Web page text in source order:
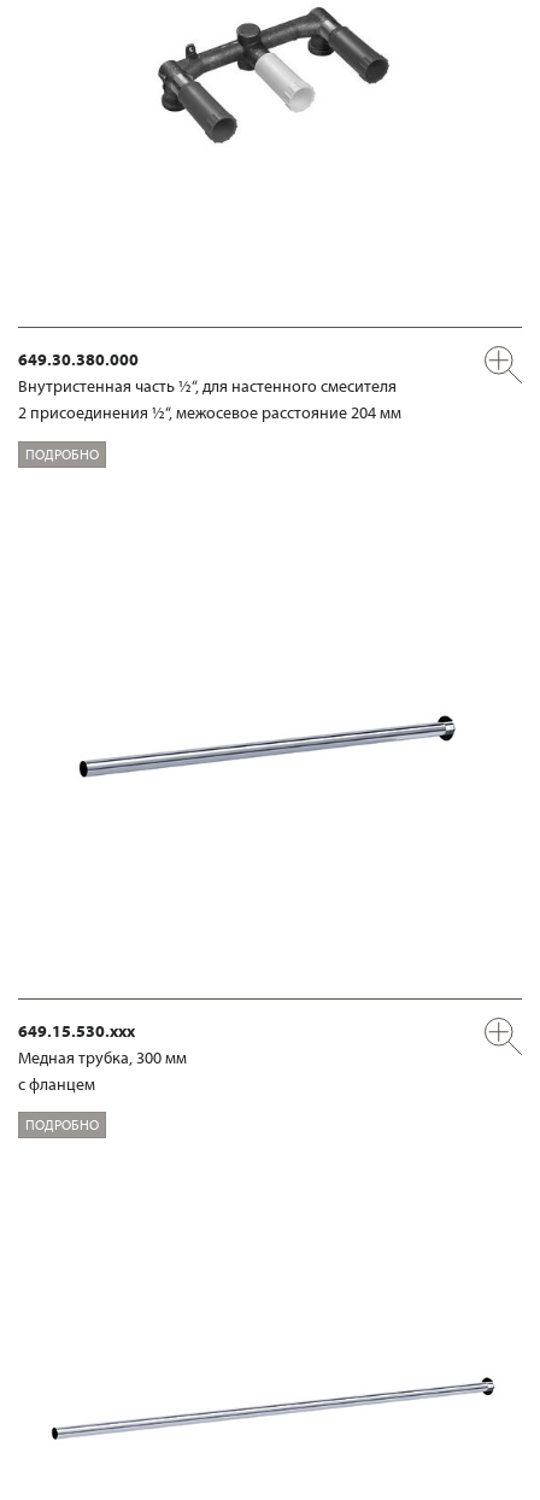
649.30.380.000
Внутристенная часть ½“, для настенного смесителя
2 присоединения ½“, межосевое расстояние 204 мм
ПОДРОБНО
649.15.530.xxx
Медная трубка, 300 мм
с фланцем
ПОДРОБНО